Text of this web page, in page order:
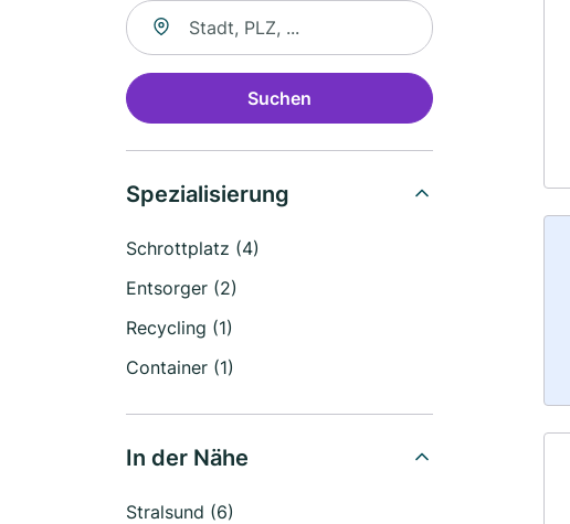
Suche nach Ort
Suchen
Spezialisierung
Schrottplatz (4)
Entsorger (2)
Recycling (1)
Container (1)
In der Nähe
Stralsund (6)